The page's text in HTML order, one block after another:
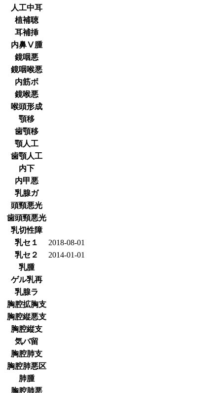
人工中耳
植補聴
耳補挿
内鼻Ⅴ腫
鏡咽悪
鏡咽喉悪
内筋ボ
鏡喉悪
喉頭形成
顎移
歯顎移
顎人工
歯顎人工
内下
内甲悪
乳腺ガ
頭頸悪光
歯頭頸悪光
乳切性障
乳セ１
2018-08-01
乳セ２
2014-01-01
乳腫
ゲル乳再
乳腺ラ
胸腔拡胸支
胸腔縦悪支
胸腔縦支
気バ留
胸腔肺支
胸腔肺悪区
肺腫
胸腔肺悪